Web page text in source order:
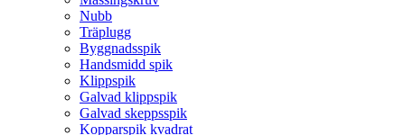
Nubb
Träplugg
Byggnadsspik
Handsmidd spik
Klippspik
Galvad klippspik
Galvad skeppsspik
Kopparspik kvadrat